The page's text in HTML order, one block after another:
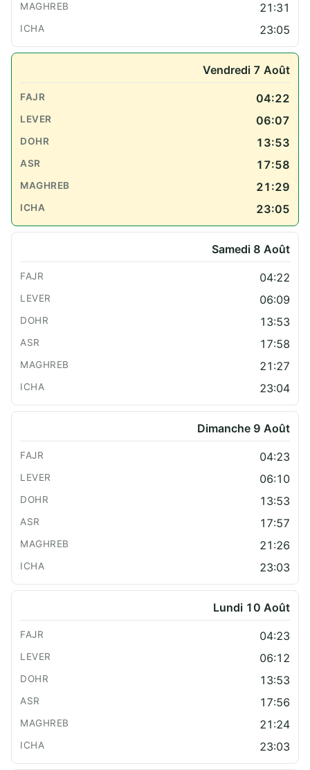
21:31
23:05
Vendredi 7 Août
04:22
06:07
13:53
17:58
21:29
23:05
Samedi 8 Août
04:22
06:09
13:53
17:58
21:27
23:04
Dimanche 9 Août
04:23
06:10
13:53
17:57
21:26
23:03
Lundi 10 Août
04:23
06:12
13:53
17:56
21:24
23:03